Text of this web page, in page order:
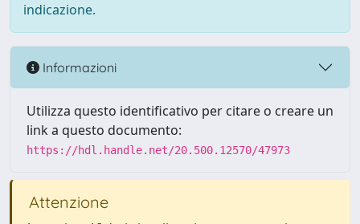
indicazione.
Informazioni
Utilizza questo identificativo per citare o creare un
link a questo documento:
https://hdl.handle.net/20.500.12570/47973
Attenzione